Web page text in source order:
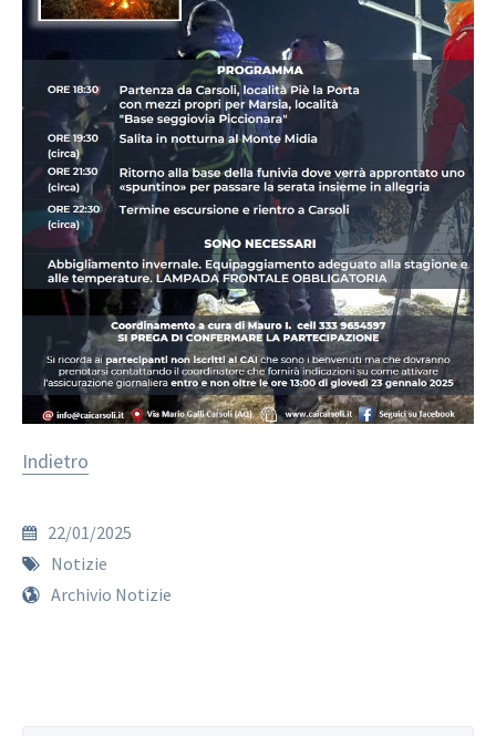
Indietro
22/01/2025
Notizie
Archivio Notizie